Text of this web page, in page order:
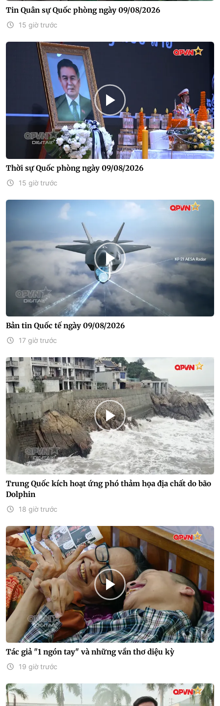
Tin Quân sự Quốc phòng ngày 09/08/2026
15 giờ trước
Thời sự Quốc phòng ngày 09/08/2026
15 giờ trước
Bản tin Quốc tế ngày 09/08/2026
17 giờ trước
Trung Quốc kích hoạt ứng phó thảm họa địa chất do bão
Dolphin
18 giờ trước
Tác giả "1 ngón tay" và những vần thơ diệu kỳ
19 giờ trước